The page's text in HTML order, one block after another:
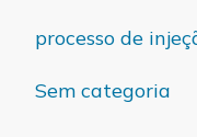
processo de
Sem categoria